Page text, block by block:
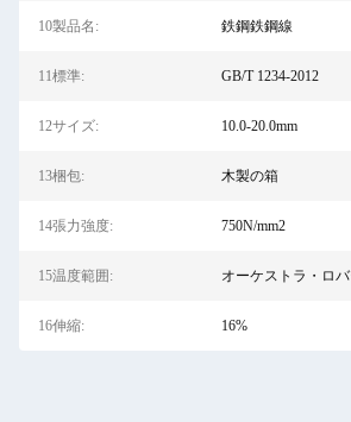
10製品名: 鉄鋼鉄鋼線
11標準: GB/T 1234-2012
12サイズ: 10.0-20.0mm
13梱包: 木製の箱
14張力強度: 750N/mm2
15温度範囲: オーケストラ・ロ
16伸縮: 16%